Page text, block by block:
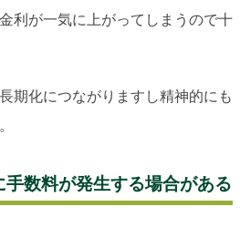
利が一気に上がってしまうので十
期化につながりますし精神的にも
数料が発生する場合がある